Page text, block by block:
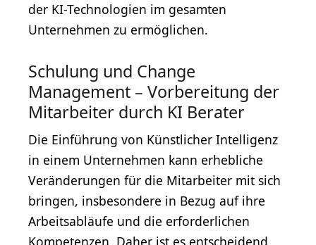
der KI-Technologien im gesamten
Unternehmen zu ermöglichen.
Schulung und Change
Management – Vorbereitung der
Mitarbeiter durch KI Berater
Die Einführung von Künstlicher Intelligenz
in einem Unternehmen kann erhebliche
Veränderungen für die Mitarbeiter mit sich
bringen, insbesondere in Bezug auf ihre
Arbeitsabläufe und die erforderlichen